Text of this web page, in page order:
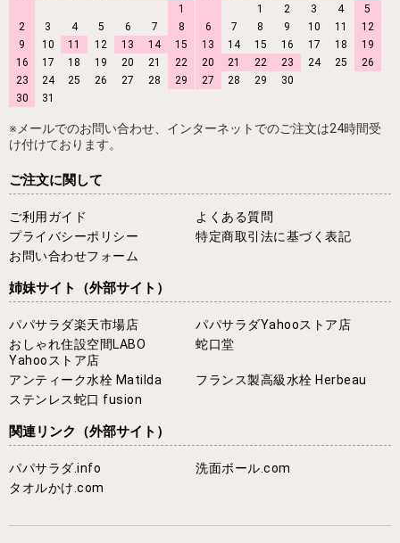
1
2
3 4 5 6 7
8
9
10 11 12 13 14
15
16
17 18 19 20 21
22
23
24 25 26 27 28
29
30
31
1
2 3 4
5
6
7 8 9 10 11
12
13
14 15 16 17 18
19
20
21 22 23 24 25
26
27
28 29 30
※メールでのお問い合わせ、インターネットでのご注文は24時間受
け付けております。
ご注文に関して
ご利用ガイド
よくある質問
プライバシーポリシー
特定商取引法に基づく表記
お問い合わせフォーム
姉妹サイト （外部サイト）
パパサラダ楽天市場店
パパサラダYahooストア店
おしゃれ住設空間LABO
Yahooストア店
蛇口堂
アンティーク水栓 Matilda
フランス製高級水栓 Herbeau
ステンレス蛇口 fusion
関連リンク （外部サイト）
パパサラダ.info
洗面ボール.com
タオルかけ.com